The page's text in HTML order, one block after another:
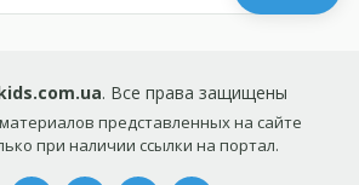
. Все права защищены
представленных на сайте
при наличии ссылки на портал.